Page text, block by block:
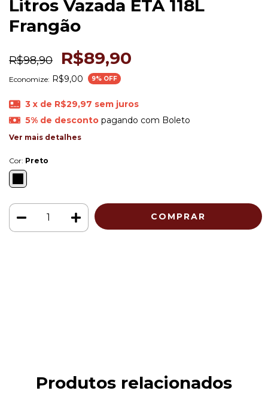
Litros Vazada ETA 118L
Frangão
R$98,90 R$89,90
Economize: R$9,00 9% OFF
3 x de R$29,97 sem juros
5% de descontopagando com Boleto
Ver mais detalhes
Cor: Preto
Produtos relacionados